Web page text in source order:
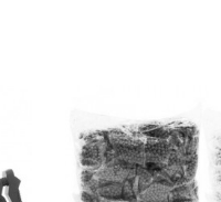
От 3-х лет
Материал
Пластик